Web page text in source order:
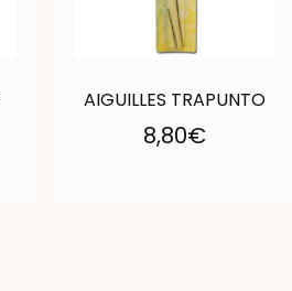
AIGUILLES TRAPUNTO
8,80€